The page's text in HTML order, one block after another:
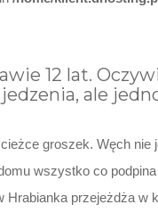
12 lat.
ale
groszek. Węch
wszystko co podpina
przejeżdża